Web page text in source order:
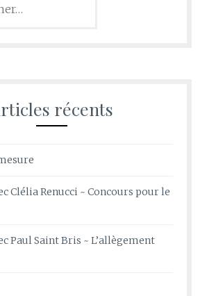
récents
Clélia Renucci ~ Concours pour le
Paul Saint Bris ~ L’allègement